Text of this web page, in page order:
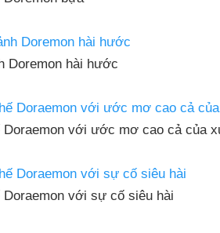
Doremon hài hước
Doraemon với ước mơ cao cả của
Doraemon với sự cố siêu hài